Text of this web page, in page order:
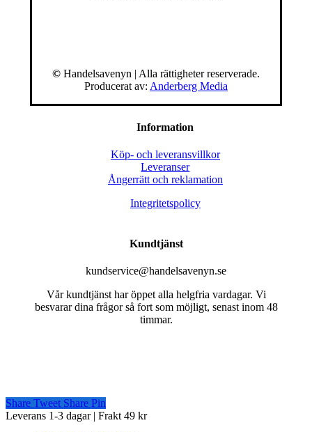
© Handelsavenyn | Alla rättigheter reserverade.
Producerat av: Anderberg Media
Information
Köp- och leveransvillkor
Leveranser
Ångerrätt och reklamation
Integritetspolicy
Kundtjänst
kundservice@handelsavenyn.se
Vår kundtjänst har öppet alla helgfria vardagar. Vi
besvarar dina frågor så fort som möjligt, senast inom 48
timmar.
Share Tweet Share Pin
Close
Leverans 1-3 dagar | Frakt 49 kr